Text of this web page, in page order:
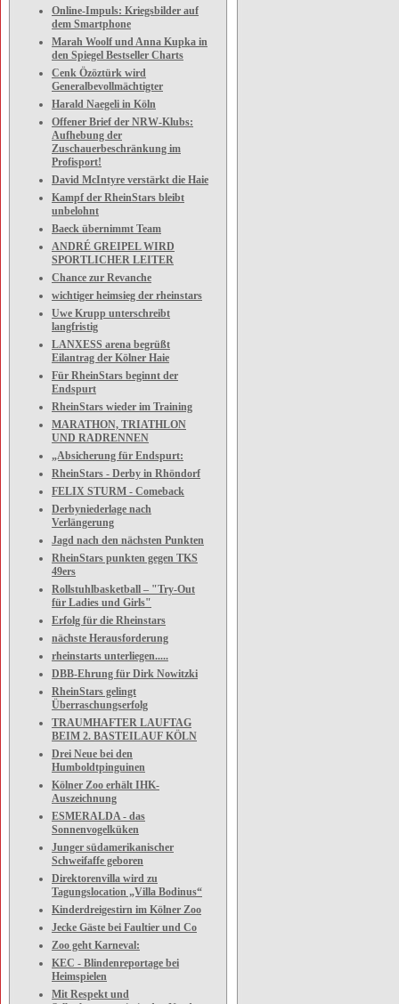
Online-Impuls: Kriegsbilder auf
dem Smartphone
Marah Woolf und Anna Kupka in
den Spiegel Bestseller Charts
Cenk Özöztürk wird
Generalbevollmächtigter
Harald Naegeli in Köln
Offener Brief der NRW-Klubs:
Aufhebung der
Zuschauerbeschränkung im
Profisport!
David McIntyre verstärkt die Haie
Kampf der RheinStars bleibt
unbelohnt
Baeck übernimmt Team
ANDRÉ GREIPEL WIRD
SPORTLICHER LEITER
Chance zur Revanche
wichtiger heimsieg der rheinstars
Uwe Krupp unterschreibt
langfristig
LANXESS arena begrüßt
Eilantrag der Kölner Haie
Für RheinStars beginnt der
Endspurt
RheinStars wieder im Training
MARATHON, TRIATHLON
UND RADRENNEN
„Absicherung für Endspurt:
RheinStars - Derby in Rhöndorf
FELIX STURM - Comeback
Derbyniederlage nach
Verlängerung
Jagd nach den nächsten Punkten
RheinStars punkten gegen TKS
49ers
Rollstuhlbasketball – "Try-Out
für Ladies und Girls"
Erfolg für die Rheinstars
nächste Herausforderung
rheinstarts unterliegen.....
DBB-Ehrung für Dirk Nowitzki
RheinStars gelingt
Überraschungserfolg
TRAUMHAFTER LAUFTAG
BEIM 2. BASTEILAUF KÖLN
Drei Neue bei den
Humboldtpinguinen
Kölner Zoo erhält IHK-
Auszeichnung
ESMERALDA - das
Sonnenvogelküken
Junger südamerikanischer
Schweifaffe geboren
Direktorenvilla wird zu
Tagungslocation „Villa Bodinus“
Kinderdreigestirn im Kölner Zoo
Jecke Gäste bei Faultier und Co
Zoo geht Karneval:
KEC - Blindenreportage bei
Heimspielen
Mit Respekt und